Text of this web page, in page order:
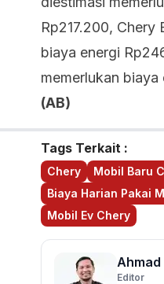
Rp217.200, Chery
biaya energi
memerlukan
(AB)
Tags Terkait :
Chery
Mobil Baru
Biaya Harian Pakai
Mobil Ev Chery
Ahmad
Editor